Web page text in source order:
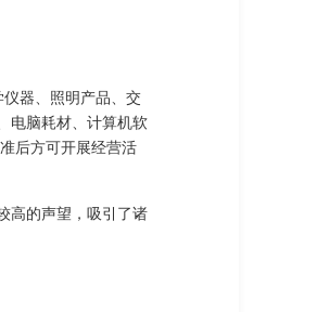
器、照明产品、交
电脑耗材、计算机软
后方可开展经营活
高的声望，吸引了诸